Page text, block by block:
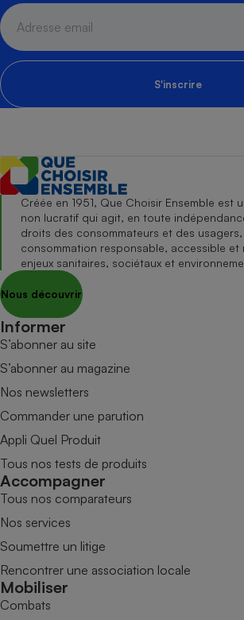
S'inscrire
Créée en 1951, Que Choisir Ensemble est
non lucratif qui agit, en toute
droits des consommateurs et des
consommation responsable, accessible et
enjeux sanitaires, sociétaux et
Nous découvrir
Informer
S’abonner au site
S’abonner au magazine
Nos newsletters
Commander une parution
Appli Quel Produit
Tous nos tests de produits
Accompagner
Tous nos comparateurs
Nos services
Soumettre un litige
Rencontrer une association locale
Mobiliser
Combats